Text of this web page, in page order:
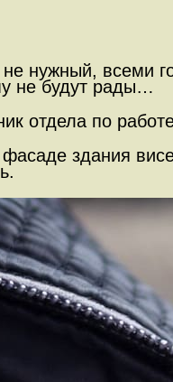
нужный, всеми
не будут рады…
отдела по
здания